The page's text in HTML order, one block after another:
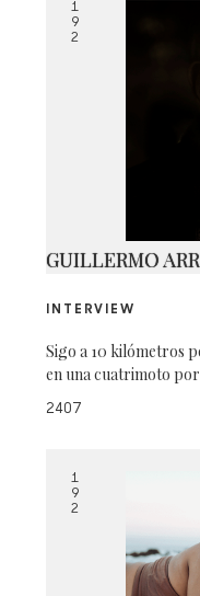
1
9
2
GUILLERMO
INTERVIEW
Sigo a 10 kilómetros
en una cuatrimoto
2407
1
9
2